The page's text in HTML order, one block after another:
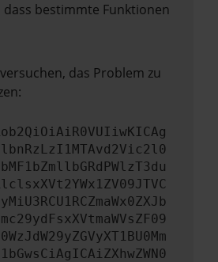
bestimmte Funktionen
das Problem zu